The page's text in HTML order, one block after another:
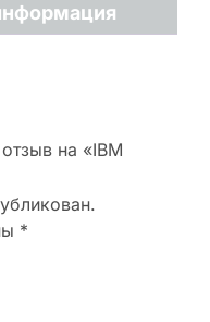
на «IBM
*